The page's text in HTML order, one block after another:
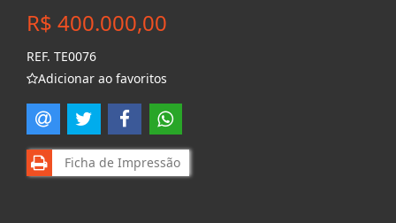
R$ 400.000,00
REF. TE0076
Adicionar ao favoritos
Ficha de Impressão